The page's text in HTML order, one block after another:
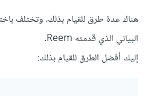
هناك عدة طرق للقيام بذلك، وتختلف
البياني الذي قدمته Reem.
إليك أفضل الطرق للقيام بذلك: